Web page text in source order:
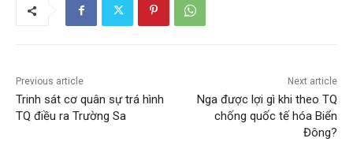
Previous article
Trinh sát cơ quân sự trá hình
TQ điều ra Trường Sa
Next article
Nga được lợi gì khi theo TQ
chống quốc tế hóa Biển
Đông?